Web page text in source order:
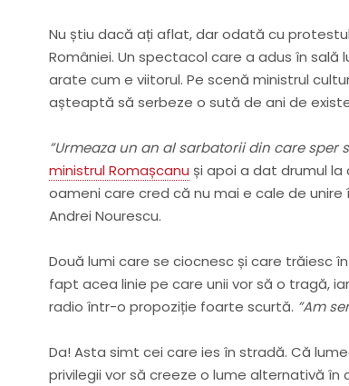
Nu știu dacă ați aflat, dar odată cu
României. Un spectacol care a adus în
arate cum e viitorul. Pe scenă ministrul
așteaptă să serbeze o sută de ani de
”Urmeaza un an al sarbatorii din care
ministrul Romașcanu și apoi a dat drumul
oameni care cred că nu mai e cale de
Andrei Nourescu.
Două lumi care se ciocnesc și care trăiesc
fapt acea linie pe care unii vor să o tragă,
radio într-o propoziție foarte scurtă. ”Am
Da! Asta simt cei care ies în stradă. Că
privilegii vor să creeze o lume alternativă